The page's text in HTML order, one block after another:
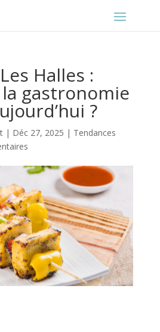
Halles :
gastronomie
?
| Déc 27, 2025 | Tendances